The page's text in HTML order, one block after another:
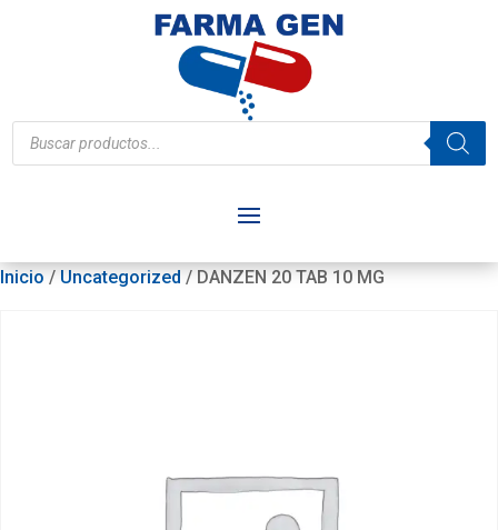
Búsqueda
de
productos
Inicio / Uncategorized / DANZEN 20 TAB 10 MG